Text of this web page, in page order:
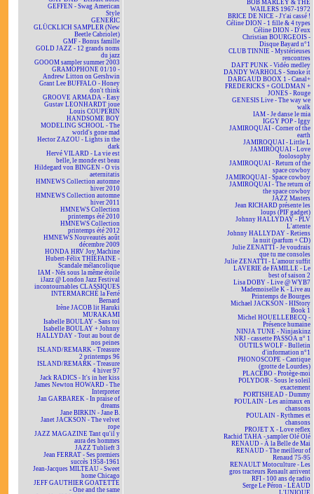
GEFFEN - Swag American
Style
GENERIC
GLÜCKLICH SAMPLER (New
Beetle Cabriolet)
GMF - Bonus famille
GOLD JAZZ - 12 grands noms
du jazz
GOOOM sampler summer 2003
GRAMOPHONE 01/10 -
Andrew Litton on Gershwin
Grant Lee BUFFALO - Honey
don't think
GROOVE ARMADA - Easy
Gustav LEONHARDT joue
Louis COUPERIN
HANDSOME BOY
MODELING SCHOOL - The
world's gone mad
Hector ZAZOU - Lights in the
dark
Hervé VILARD - La vie est
belle, le monde est beau
Hildegard von BINGEN - O vis
aeternitatis
HMNEWS Collection automne
hiver 2010
HMNEWS Collection automne
hiver 2011
HMNEWS Collection
printemps été 2010
HMNEWS Collection
printemps été 2012
HMNEWS Nouveautés août
décembre 2009
HONDA HRV Joy Machine
Hubert-Félix THIÉFAINE -
Scandale mélancolique
IAM - Nés sous la même étoile
iJazz @ London Jazz Festival
incontournables CLASSIQUES
INTERMARCHÉ la Ferté
Bernard
Irène JACOB lit Haruki
MURAKAMI
Isabelle BOULAY - Sans toi
Isabelle BOULAY + Johnny
HALLYDAY - Tout au bout de
nos peines
ISLAND/REMARK - Treasure
2 printemps 96
ISLAND/REMARK - Treasure
4 hiver 97
Jack RADICS - It's in her kiss
James Newton HOWARD - The
Interpreter
Jan GARBAREK - In praise of
dreams
Jane BIRKIN - Jane B.
Janet JACKSON - The velvet
rope
JAZZ MAGAZINE Tant qu'il y
aura des hommes
JAZZ Tublieft 3
Jean FERRAT - Ses premiers
succès 1958-1961
Jean-Jacques MILTEAU - Sweet
home Chicago
JEFF GAUTHIER GOATETTE
- One and the same
BOB MARLEY & THE
WAILERS 1967-1972
BRICE DE NICE - J't'ai cassé !
Céline DION - 1 fille & 4 types
Céline DION - D'eux
Christian BOURGEOIS -
Disque Bayard n°1
CLUB TINNIE - Mystérieuses
rencontres
DAFT PUNK - Vidéo medley
DANDY WARHOLS - Smoke it
DARGAUD BOOX 1 - Canal+
FREDERICKS + GOLDMAN +
JONES - Rouge
GENESIS Live - The way we
walk
IAM - Je danse le mia
IGGY POP - Iggy
JAMIROQUAI - Corner of the
earth
JAMIROQUAI - Little L
JAMIROQUAI - Love
foolosophy
JAMIROQUAI - Return of the
space cowboy
JAMIROQUAI - Space cowboy
JAMIROQUAI - The return of
the space cowboy
JAZZ Masters
Jean RICHARD présente les
loups (PIF gadget)
Johnny HALLYDAY - PLV
L'attente
Johnny HALLYDAY - Retiens
la nuit (parfum + CD)
Julie ZENATTI - Je voudrais
que tu me consoles
Julie ZENATTI - L'amour suffit
LAVERIE de FAMILLE - Le
best of saison 2
Lisa DOBY - Live @ WYB7
Mademoiselle K - Live au
Printemps de Bourges
Michael JACKSON - HIStory
Book 1
Michel HOUELLEBECQ -
Présence humaine
NINJA TUNE - Ninjaskinz
NRJ - cassette PASSOA n° 1
OUTILS WOLF - Bulletin
d'information n°1
PHONOSCOPE - Cantique
(grotte de Lourdes)
PLACEBO - Protège-moi
POLYDOR - Sous le soleil
exactement
PORTISHEAD - Dummy
POULAIN - Les animaux en
chansons
POULAIN - Rythmes et
chansons
PROJET X - Love reflex
Rachid TAHA - sampler Olé Olé
RENAUD - À la Belle de Mai
RENAUD - The meilleur of
Renaud 75-95
RENAULT Motoculture - Les
gros tracteurs Renault arrivent
RFI - 100 ans de radio
Serge Le Péron - LÉAUD
L'UNIQUE